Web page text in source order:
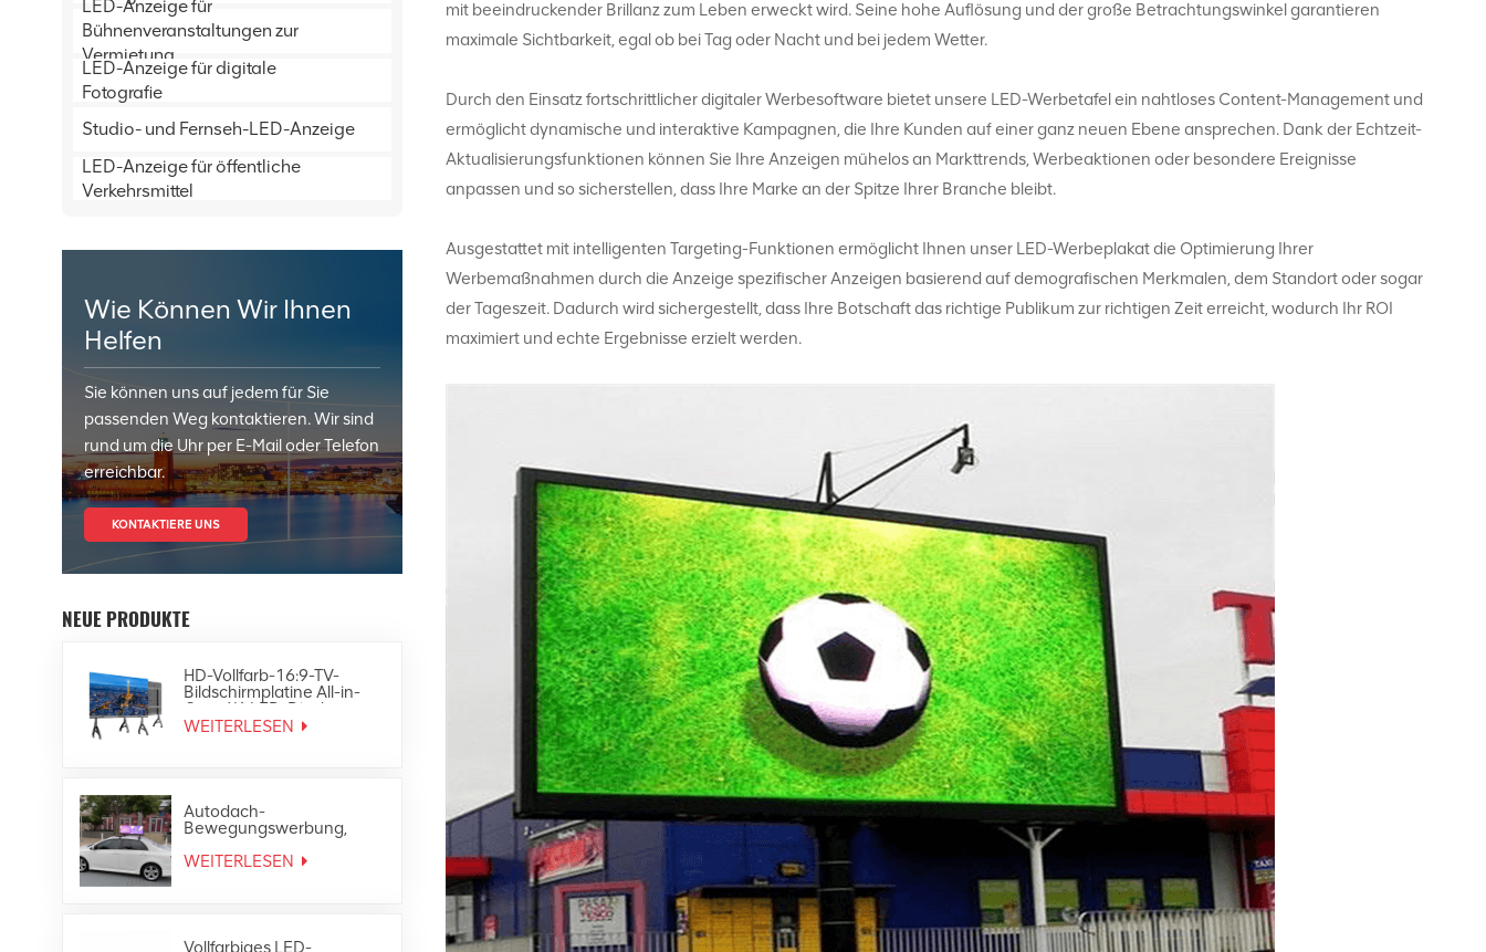
LED-Anzeige für
Bühnenveranstaltungen zur
Vermietung
LED-Anzeige für digitale
Fotografie
Studio- und Fernseh-LED-Anzeige
LED-Anzeige für öffentliche
Verkehrsmittel
Wie Können Wir Ihnen
Helfen
Sie können uns auf jedem für Sie
passenden Weg kontaktieren. Wir sind
rund um die Uhr per E-Mail oder Telefon
erreichbar.
KONTAKTIERE UNS
NEUE PRODUKTE
HD-Vollfarb-16:9-TV-
Bildschirmplatine All-in-
One-4K-LED-Display
WEITERLESEN
Autodach-
Bewegungswerbung,
wasserdichte, vollfarbige
Taxi-Top-LED-Anzeige für
WEITERLESEN
Vollfarbiges LED-
mit beeindruckender Brillanz zum Leben erweckt wird. Seine hohe Auflösung und der große Betrachtungswinkel garantieren
maximale Sichtbarkeit, egal ob bei Tag oder Nacht und bei jedem Wetter.
Durch den Einsatz fortschrittlicher digitaler Werbesoftware bietet unsere LED-Werbetafel ein nahtloses Content-Management und
ermöglicht dynamische und interaktive Kampagnen, die Ihre Kunden auf einer ganz neuen Ebene ansprechen. Dank der Echtzeit-
Aktualisierungsfunktionen können Sie Ihre Anzeigen mühelos an Markttrends, Werbeaktionen oder besondere Ereignisse
anpassen und so sicherstellen, dass Ihre Marke an der Spitze Ihrer Branche bleibt.
Ausgestattet mit intelligenten Targeting-Funktionen ermöglicht Ihnen unser LED-Werbeplakat die Optimierung Ihrer
Werbemaßnahmen durch die Anzeige spezifischer Anzeigen basierend auf demografischen Merkmalen, dem Standort oder sogar
der Tageszeit. Dadurch wird sichergestellt, dass Ihre Botschaft das richtige Publikum zur richtigen Zeit erreicht, wodurch Ihr ROI
maximiert und echte Ergebnisse erzielt werden.